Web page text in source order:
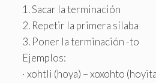
1. Sacar la terminación
2. Repetir la primera sílaba
3. Poner la terminación -to
Ejemplos:
· xohtli (hoya) – xoxohto